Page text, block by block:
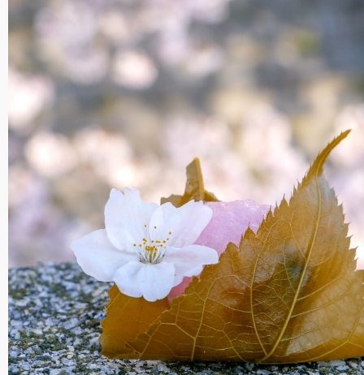
Reflet des cerisiers dans l’au, Fukuoka